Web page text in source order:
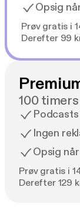
Opsig
Prøv gratis i
Derefter 99
100
Ingen
Opsig
Prøv gratis i
Derefter 129